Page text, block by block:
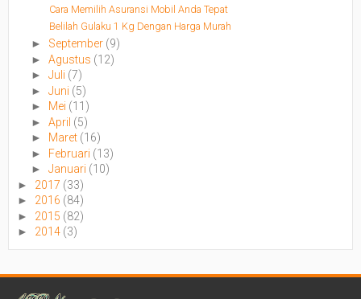
Cara Memilih Asuransi Mobil Anda Tepat
Belilah Gulaku 1 Kg Dengan Harga Murah
► September (9)
► Agustus (12)
► Juli (7)
► Juni (5)
► Mei (11)
► April (5)
► Maret (16)
► Februari (13)
► Januari (10)
► 2017 (33)
► 2016 (84)
► 2015 (82)
► 2014 (3)